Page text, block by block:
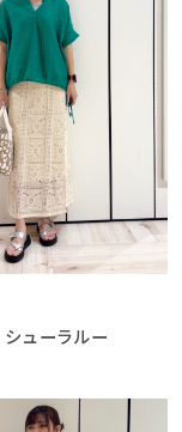
シューラルー